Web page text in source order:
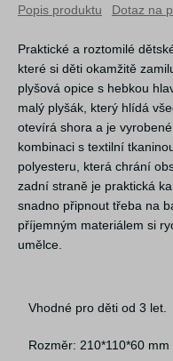
Popis produktu Dotaz na
Praktické a roztomilé
které si děti okamžitě
plyšová opice s hebkou
malý plyšák, který hlídá
otevírá shora a je
kombinaci s textilní
polyesteru, která chrání
zadní straně je praktická
snadno připnout třeba na
příjemným materiálem si
umělce.
Vhodné pro děti od 3 let.
Rozměr: 210*110*60 mm